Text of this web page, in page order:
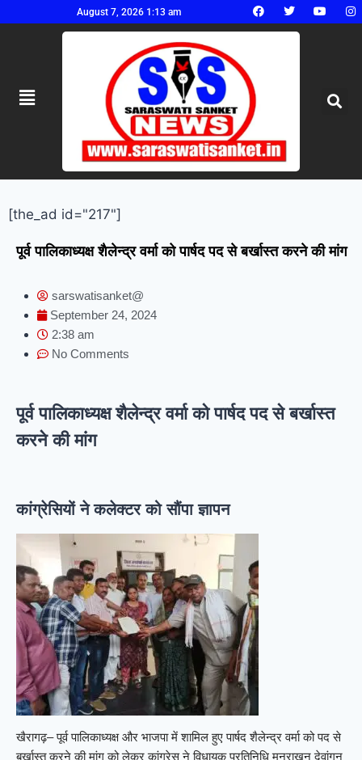
August 7, 2026 1:13 am
[the_ad id="217"]
पूर्व पालिकाध्यक्ष शैलेन्द्र वर्मा को पार्षद पद से बर्खास्त करने की मांग
sarswatisanket@
September 24, 2024
2:38 am
No Comments
पूर्व पालिकाध्यक्ष शैलेन्द्र वर्मा को पार्षद पद से बर्खास्त
करने की मांग
कांग्रेसियों ने कलेक्टर को सौंपा ज्ञापन
खैरागढ़– पूर्व पालिकाध्यक्ष और भाजपा में शामिल हुए पार्षद शैलेन्द्र वर्मा को पद से
बर्खास्त करने की मांग को लेकर कांग्रेस ने विधायक प्रतिनिधि मनराखन देवांगन